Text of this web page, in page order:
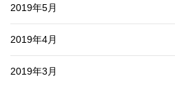
2019年5月
2019年4月
2019年3月